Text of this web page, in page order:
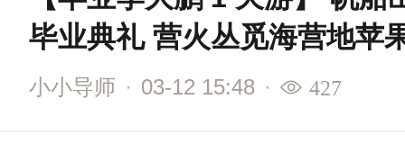
毕业典礼 营火丛觅海营地苹
晚会
小小导师 · 03-12 15:48 · 427